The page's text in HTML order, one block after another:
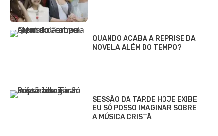
QUANDO ACABA A REPRISE DA
NOVELA ALÉM DO TEMPO?
SESSÃO DA TARDE HOJE EXIBE
EU SÓ POSSO IMAGINAR SOBRE
A MÚSICA CRISTÃ